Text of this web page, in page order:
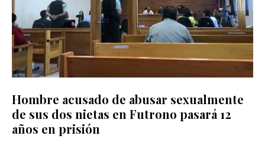
Hombre acusado de abusar sexualmente
de sus dos nietas en Futrono pasará 12
años en prisión